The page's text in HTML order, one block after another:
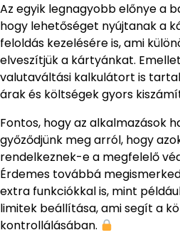
Az egyik legnagyobb előnye a
hogy lehetőséget nyújtanak a
feloldás kezelésére is, ami
elveszítjük a kártyánkat.
valutaváltási kalkulátort is
árak és költségek gyors
Fontos, hogy az alkalmazások
győződjünk meg arról, hogy
rendelkeznek-e a megfelelő
Érdemes továbbá
extra funkciókkal is, mint
limitek beállítása, ami segít a
kontrollálásában.